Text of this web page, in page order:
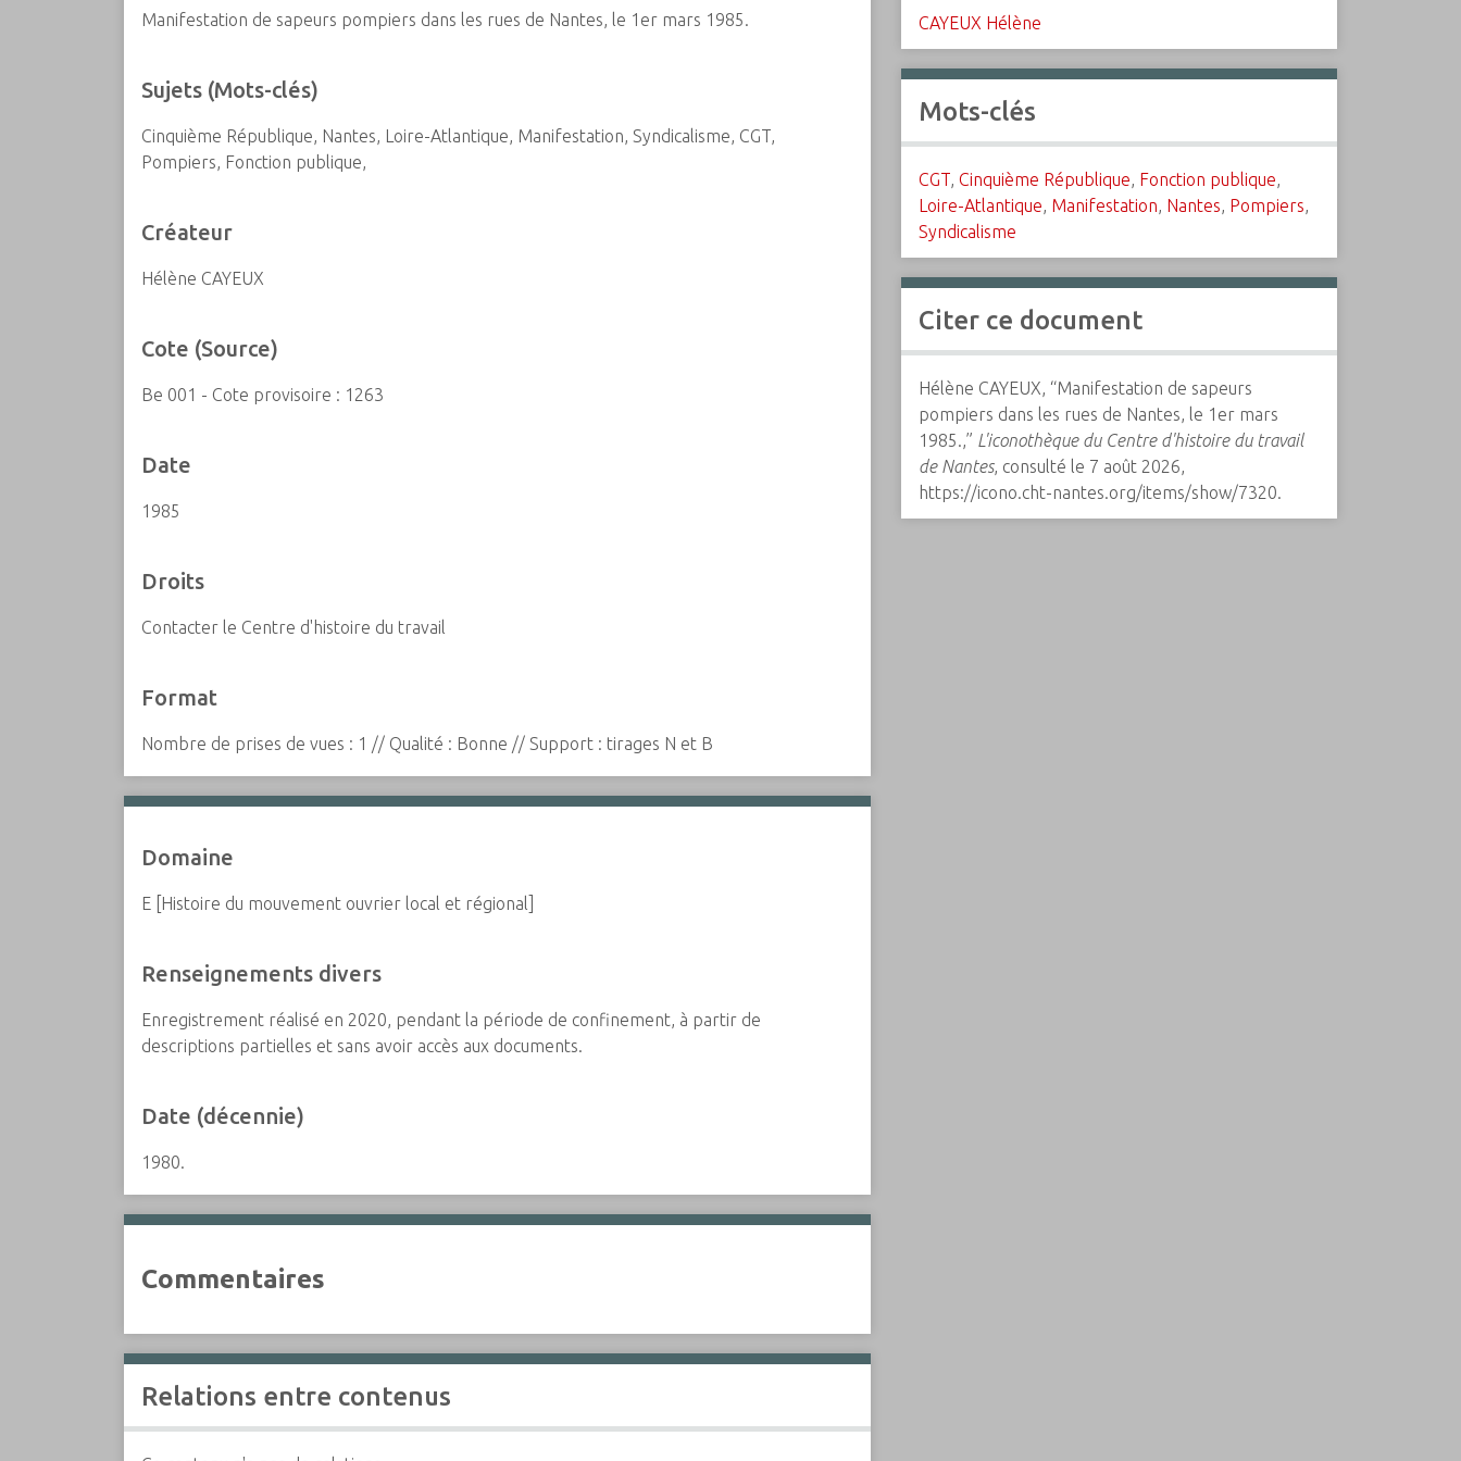
Manifestation de sapeurs pompiers dans les rues de Nantes, le 1er mars 1985.
Sujets (Mots-clés)
Cinquième République, Nantes, Loire-Atlantique, Manifestation, Syndicalisme, CGT,
Pompiers, Fonction publique,
Créateur
Hélène CAYEUX
Cote (Source)
Be 001 - Cote provisoire : 1263
Date
1985
Droits
Contacter le Centre d'histoire du travail
Format
Nombre de prises de vues : 1 // Qualité : Bonne // Support : tirages N et B
Domaine
E [Histoire du mouvement ouvrier local et régional]
Renseignements divers
Enregistrement réalisé en 2020, pendant la période de confinement, à partir de
descriptions partielles et sans avoir accès aux documents.
Date (décennie)
1980.
Commentaires
Relations entre contenus
CAYEUX Hélène
Mots-clés
CGT,Cinquième République, Fonction publique,
Loire-Atlantique, Manifestation, Nantes, Pompiers,
Syndicalisme
Citer ce document
Hélène CAYEUX, “Manifestation de sapeurs
pompiers dans les rues de Nantes, le 1er mars
1985.,” L'iconothèque du Centre d'histoire du travail
de Nantes, consulté le 7 août 2026,
https://icono.cht-nantes.org/items/show/7320.